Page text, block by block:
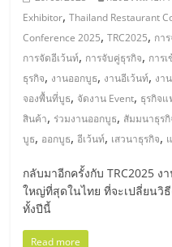
Exhibitor,Thailand Restaurant
Conference 2025,TRC2025, กา
การจัดอีเว้นท์, การจับคู่ธุรกิจ, การ
ธุรกิจ, งานออกบูธ, งานอีเว้นท์, งา
จองพื้นที่บูธ, จัดงาน Event, ธุรกิจ
สินค้า, ร่วมงานออกบูธ, สัมมนาธุรกิ
บูธ, ออกบูธ,อีเว้นท์, เสวนาธุรกิจ,
กลับมาอีกครั้งกับ TRC2025
ใหญ่ที่สุดในไทย ที่จะเปลี่ยนวิ
ทั้งปีนี้
Read more